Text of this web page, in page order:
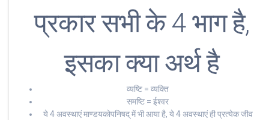
प्रकार सभी के 4 भाग है,
इसका क्या अर्थ है
व्यष्टि = व्यक्ति
समष्टि = ईश्वर
ये 4 अवस्थाएं माण्डयकोपनिषद् में भी आया है, ये 4 अवस्थाएं ही प्रत्येक जीव